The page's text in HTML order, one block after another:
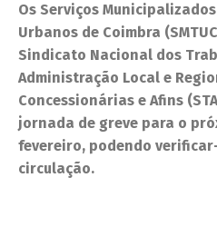
Os Serviços
Urbanos de Coimbra
Sindicato Nacional dos
Administração Local e
Concessionárias e Afins
jornada de greve para o
fevereiro, podendo
circulação.